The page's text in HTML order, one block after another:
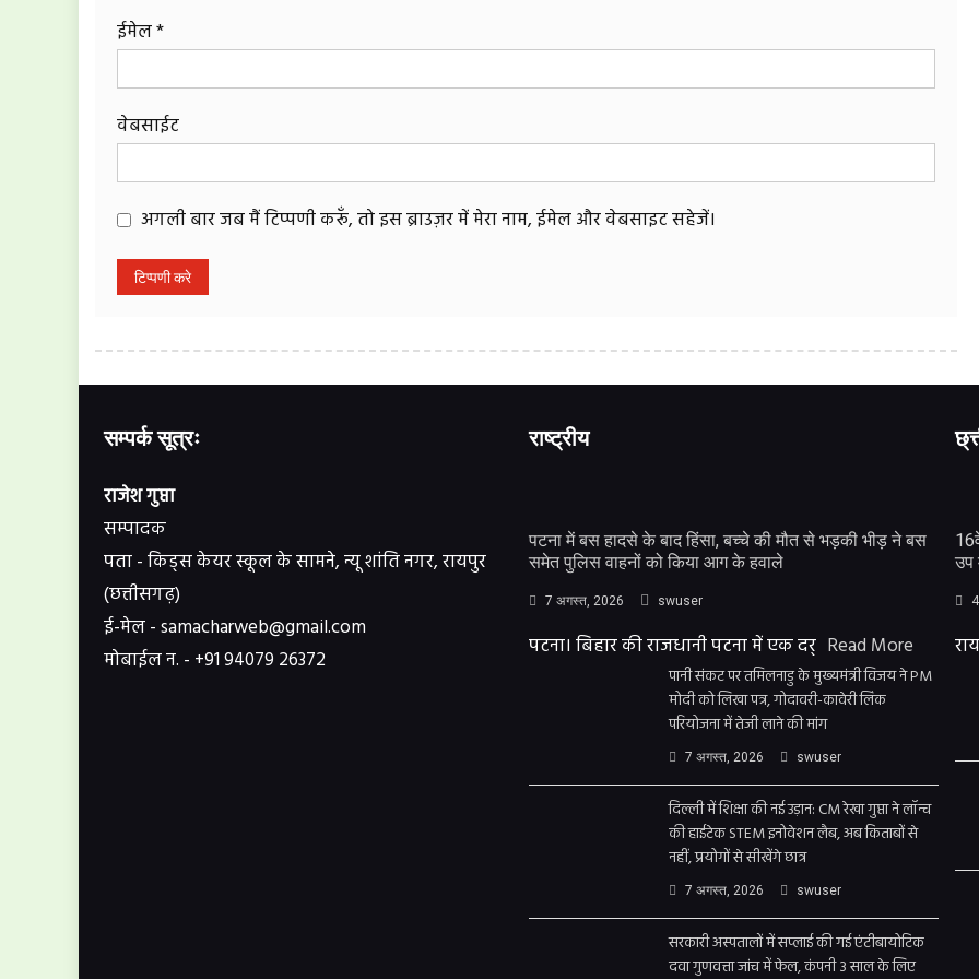
ईमेल*
वेबसाईट
अगली बार जब मैं टिप्पणी करूँ, तो इस ब्राउज़र में मेरा नाम, ईमेल और वेबसाइट सहेजें।
सम्पर्क सूत्रः
राजेश गुप्ता
सम्पादक
पता - किड्स केयर स्कूल के सामने, न्यू शांति नगर, रायपुर
(छत्तीसगढ़)
ई-मेल - samacharweb@gmail.com
मोबाईल न. - +91 94079 26372
राष्ट्रीय
पटना में बस हादसे के बाद हिंसा, बच्चे की मौत से भड़की भीड़ ने बस
समेत पुलिस वाहनों को किया आग के हवाले
7 अगस्त, 2026 swuser
पटना। बिहार की राजधानी पटना में एक दर् Read More
पानी संकट पर तमिलनाडु के मुख्यमंत्री विजय ने PM
मोदी को लिखा पत्र, गोदावरी-कावेरी लिंक
परियोजना में तेजी लाने की मांग
7 अगस्त, 2026 swuser
दिल्ली में शिक्षा की नई उड़ान: CM रेखा गुप्ता ने लॉन्च
की हाईटेक STEM इनोवेशन लैब, अब किताबों से
नहीं, प्रयोगों से सीखेंगे छात्र
7 अगस्त, 2026 swuser
सरकारी अस्पतालों में सप्लाई की गई एंटीबायोटिक
दवा गुणवत्ता जांच में फेल, कंपनी 3 साल के लिए
उप